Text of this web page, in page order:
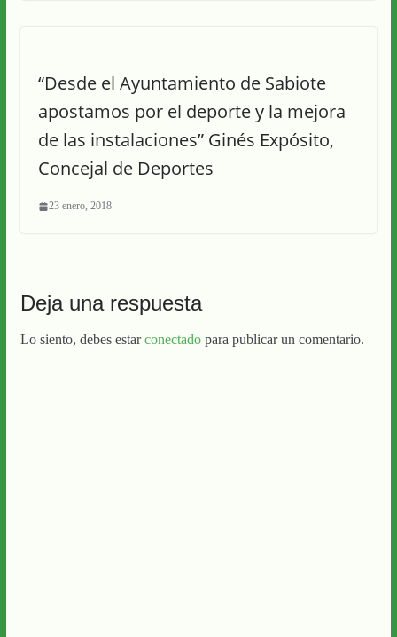
“Desde el Ayuntamiento de Sabiote
apostamos por el deporte y la mejora
de las instalaciones” Ginés Expósito,
Concejal de Deportes
23 enero, 2018
Deja una respuesta
Lo siento, debes estarconectadopara publicar un comentario.